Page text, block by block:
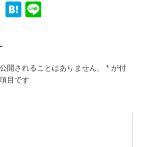
H
a
開されることはありません。 * が付
目です